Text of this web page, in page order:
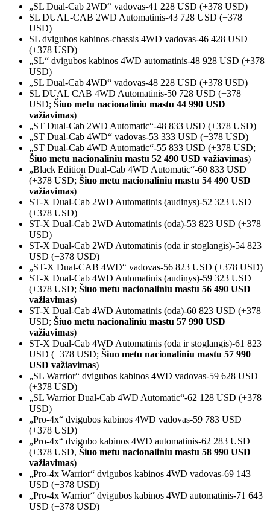
„SL Dual-Cab 2WD“ vadovas-41 228 USD (+378 USD)
SL DUAL-CAB 2WD Automatinis-43 728 USD (+378
USD)
SL dvigubos kabinos-chassis 4WD vadovas-46 428 USD
(+378 USD)
„SL“ dvigubos kabinos 4WD automatinis-48 928 USD (+378
USD)
„SL Dual-Cab 4WD“ vadovas-48 228 USD (+378 USD)
SL DUAL CAB 4WD Automatinis-50 728 USD (+378
USD; Šiuo metu nacionaliniu mastu 44 990 USD
važiavimas)
„ST Dual-Cab 2WD Automatic“-48 833 USD (+378 USD)
„ST Dual-Cab 4WD“ vadovas-53 333 USD (+378 USD)
„ST Dual-Cab 4WD Automatic“-55 833 USD (+378 USD;
Šiuo metu nacionaliniu mastu 52 490 USD važiavimas)
„Black Edition Dual-Cab 4WD Automatic“-60 833 USD
(+378 USD; Šiuo metu nacionaliniu mastu 54 490 USD
važiavimas)
ST-X Dual-Cab 2WD Automatinis (audinys)-52 323 USD
(+378 USD)
ST-X Dual-Cab 2WD Automatinis (oda)-53 823 USD (+378
USD)
ST-X Dual-Cab 2WD Automatinis (oda ir stoglangis)-54 823
USD (+378 USD)
„ST-X Dual-CAB 4WD“ vadovas-56 823 USD (+378 USD)
ST-X Dual-Cab 4WD Automatinis (audinys)-59 323 USD
(+378 USD; Šiuo metu nacionaliniu mastu 56 490 USD
važiavimas)
ST-X Dual-Cab 4WD Automatinis (oda)-60 823 USD (+378
USD; Šiuo metu nacionaliniu mastu 57 990 USD
važiavimas)
ST-X Dual-Cab 4WD Automatinis (oda ir stoglangis)-61 823
USD (+378 USD; Šiuo metu nacionaliniu mastu 57 990
USD važiavimas)
„SL Warrior“ dvigubos kabinos 4WD vadovas-59 628 USD
(+378 USD)
„SL Warrior Dual-Cab 4WD Automatic“-62 128 USD (+378
USD)
„Pro-4x“ dvigubos kabinos 4WD vadovas-59 783 USD
(+378 USD)
„Pro-4x“ dvigubo kabinos 4WD automatinis-62 283 USD
(+378 USD, Šiuo metu nacionaliniu mastu 58 990 USD
važiavimas)
„Pro-4x Warrior“ dvigubos kabinos 4WD vadovas-69 143
USD (+378 USD)
„Pro-4x Warrior“ dvigubos kabinos 4WD automatinis-71 643
USD (+378 USD)